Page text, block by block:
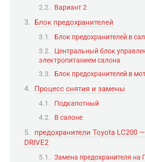
Вариант 2
Блок предохранителей
Блок предохранителей в
Центральный блок
электропитанием салона
Блок предохранителей в
Процесс снятия и замены
Подкапотный
В салоне
предохранители Toyota LC200
DRIVE2
Замена предохранителя на